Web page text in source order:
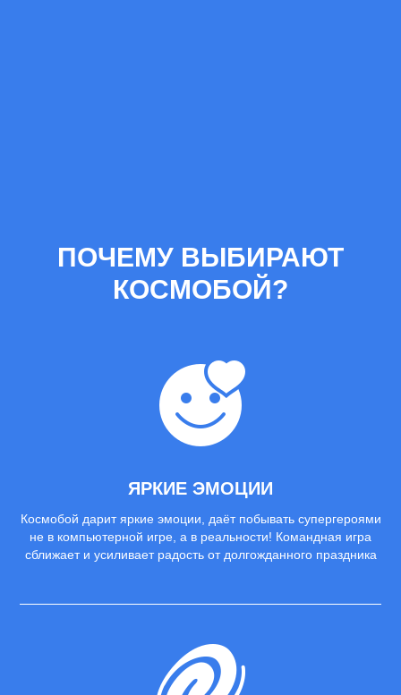
ПОЧЕМУ ВЫБИРАЮТ
КОСМОБОЙ?
ЯРКИЕ ЭМОЦИИ
Космобой дарит яркие эмоции, даёт побывать супергероями
не в компьютерной игре, а в реальности! Командная игра
сближает и усиливает радость от долгожданного праздника